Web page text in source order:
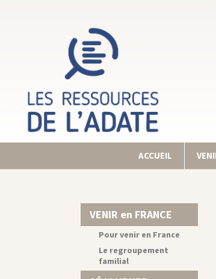
ACCUEIL
VENIR en FRANCE
Pour venir en France
Le regroupement
familial